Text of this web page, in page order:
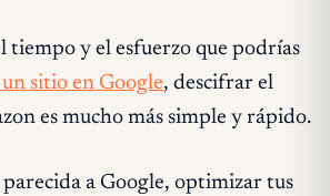
tiempo y el esfuerzo que podrías
sitio en Google, descifrar el
es mucho más simple y rápido.
a Google, optimizar tus